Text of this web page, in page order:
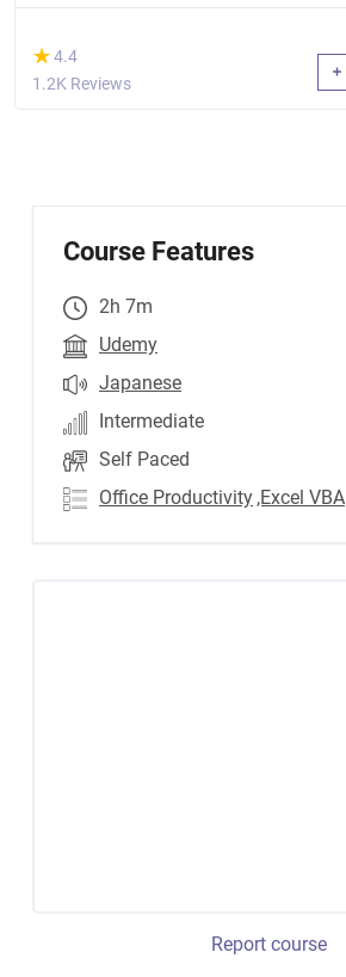
(*)
★
★4.4
1.2K Reviews
Course Features
2h 7m
Udemy
Japanese
Intermediate
Self Paced
Office Productivity ,Excel VBA
Report course